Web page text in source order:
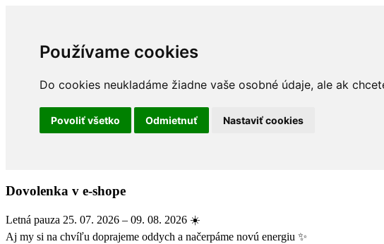
Používame cookies
Do cookies neukladáme žiadne vaše osobné údaje, ale ak
Povoliť všetko Odmietnuť Nastaviť cookies
Dovolenka v e-shope
Letná pauza 25. 07. 2026 – 09. 08. 2026 ☀️
Aj my si na chvíľu doprajeme oddych a načerpáme novú energiu ✨